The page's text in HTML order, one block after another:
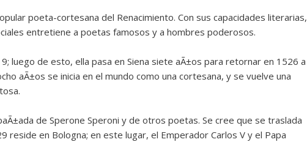
poeta-cortesana del Renacimiento. Con sus capacidades literarias,
entretiene a poetas famosos y a hombres poderosos.
luego de esto, ella pasa en Siena siete aÃ±os para retornar en 1526 a
aÃ±os se inicia en el mundo como una cortesana, y se vuelve una
de Sperone Speroni y de otros poetas. Se cree que se traslada
reside en Bologna; en este lugar, el Emperador Carlos V y el Papa